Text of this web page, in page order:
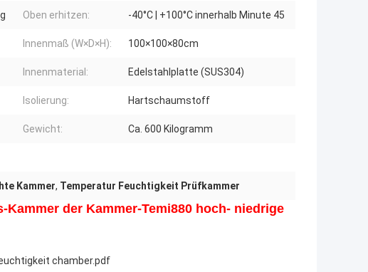
Oben erhitzen: -40°C | +100°C innerhalb Minute 45
Innenmaß (W×D×H): 100×100×80cm
Innenmaterial: Edelstahlplatte (SUS304)
Isolierung: Hartschaumstoff
Gewicht: Ca. 600 Kilogramm
Kammer, Temperatur Feuchtigkeit Prüfkammer
der Kammer-Temi880 hoch- niedrige
chamber.pdf